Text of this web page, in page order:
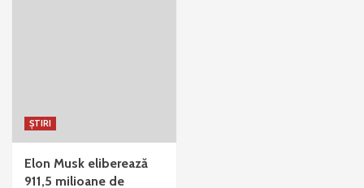
ȘTIRI
Elon Musk eliberează
911,5 milioane de